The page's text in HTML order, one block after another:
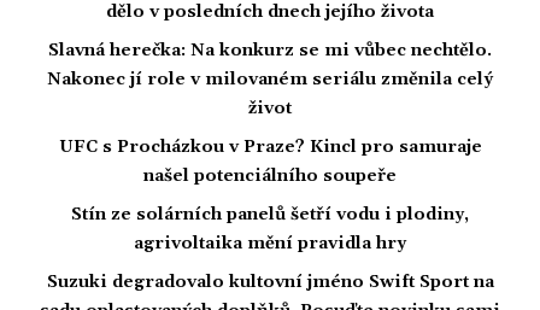
dělo v posledních dnech jejího života
Slavná herečka: Na konkurz se mi vůbec nechtělo.
Nakonec jí role v milovaném seriálu změnila celý
život
UFC s Procházkou v Praze? Kincl pro samuraje
našel potenciálního soupeře
Stín ze solárních panelů šetří vodu i plodiny,
agrivoltaika mění pravidla hry
Suzuki degradovalo kultovní jméno Swift Sport na